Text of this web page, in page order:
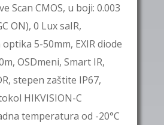
Scan CMOS, u boji: 0.003
ON), 0 Lux saIR,
5-50mm, EXIR diode
OSDmeni, Smart IR,
stepen zaštite IP67,
HIKVISION-C
temperatura od -20°C